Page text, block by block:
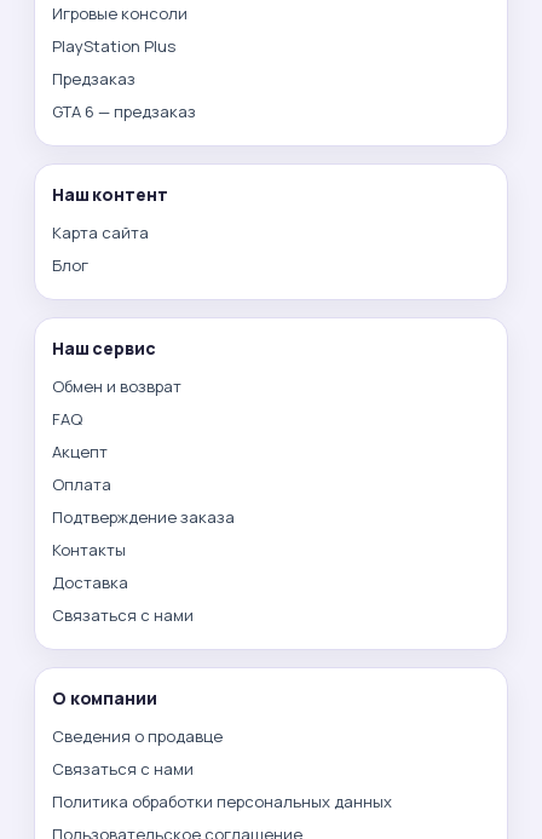
Игровые консоли
PlayStation Plus
Предзаказ
GTA 6 — предзаказ
Наш контент
Карта сайта
Блог
Наш сервис
Обмен и возврат
FAQ
Акцепт
Оплата
Подтверждение заказа
Контакты
Доставка
Связаться с нами
О компании
Сведения о продавце
Связаться с нами
Политика обработки персональных данных
Пользовательское соглашение